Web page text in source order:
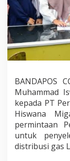
BANDAPOS
Muhammad
kepada PT
Hiswana
permintaan
untuk
distribusi gas